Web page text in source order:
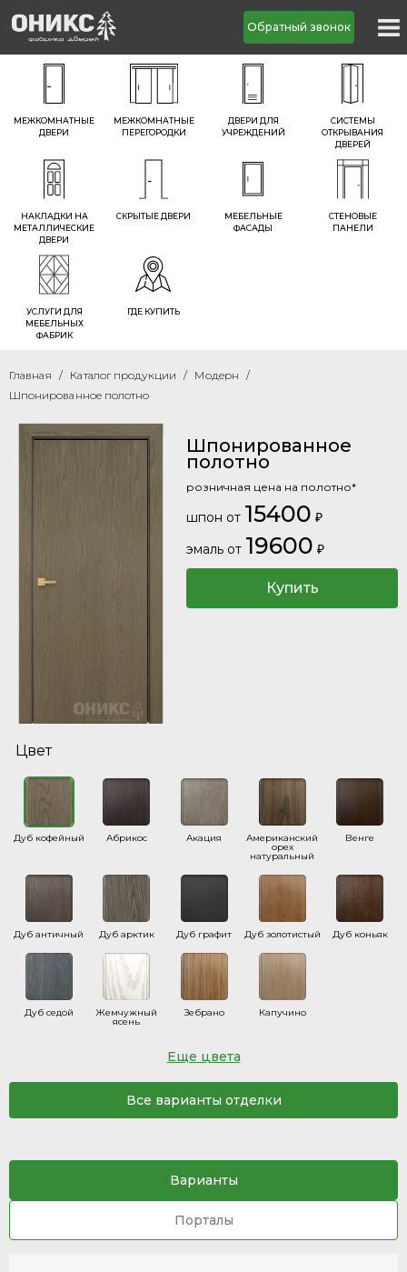
МЕЖКОМНАТНЫЕ
ДВЕРИ
МЕЖКОМНАТНЫЕ
ПЕРЕГОРОДКИ
ДВЕРИ ДЛЯ
УЧРЕЖДЕНИЙ
СИСТЕМЫ
ОТКРЫВАНИЯ
ДВЕРЕЙ
НАКЛАДКИ НА
МЕТАЛЛИЧЕСКИЕ
ДВЕРИ
СКРЫТЫЕ ДВЕРИ
МЕБЕЛЬНЫЕ
ФАСАДЫ
СТЕНОВЫЕ
ПАНЕЛИ
УСЛУГИ ДЛЯ
МЕБЕЛЬНЫХ
ФАБРИК
ГДЕ КУПИТЬ
Обратный звонок
Главная Каталог продукции
Модерн
Шпонированное полотно
Шпонированное
полотно
розничная цена на полотно*
шпон от 15400 ₽
эмаль от 19600 ₽
Купить
Цвет
Дуб кофейный Абрикос Акация Американский
орех
натуральный
Венге
Дуб античный Дуб арктик Дуб графит Дуб золотистый Дуб коньяк
Дуб седой Жемчужный
ясень
Зебрано Капучино
Еще цвета
Все варианты отделки
Варианты
Порталы